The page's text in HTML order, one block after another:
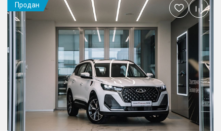
Продан
Добавить
в
избранное